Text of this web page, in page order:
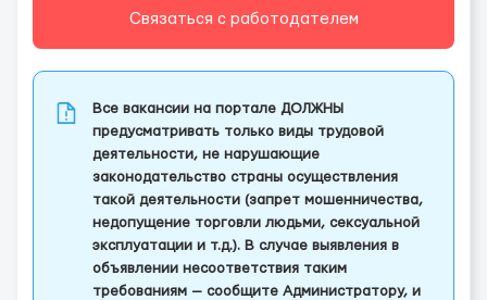
Связаться с работодателем
Все вакансии на портале ДОЛЖНЫ
предусматривать только виды трудовой
деятельности, не нарушающие
законодательство страны осуществления
такой деятельности (запрет мошенничества,
недопущение торговли людьми, сексуальной
эксплуатации и т.д.). В случае выявления в
объявлении несоответствия таким
требованиям — сообщите Администратору, и